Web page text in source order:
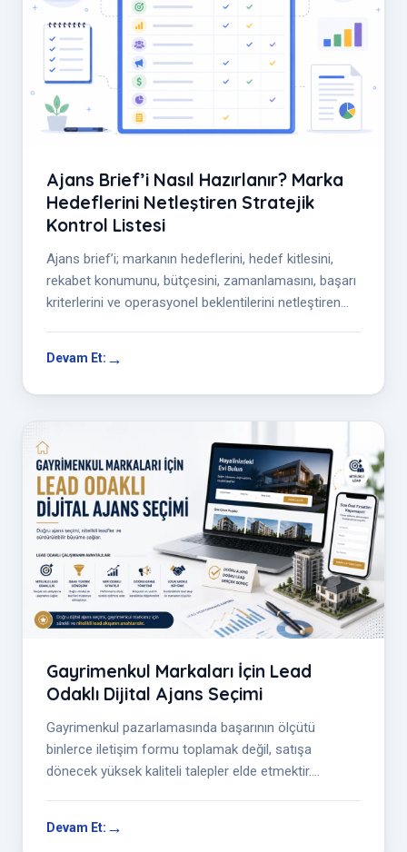
Ajans Brief’i Nasıl Hazırlanır? Marka
Hedeflerini Netleştiren Stratejik
Kontrol Listesi
Ajans brief’i; markanın hedeflerini, hedef kitlesini,
rekabet konumunu, bütçesini, zamanlamasını, başarı
kriterlerini ve operasyonel beklentilerini netleştiren
Devam Et:
Gayrimenkul Markaları İçin Lead
Odaklı Dijital Ajans Seçimi
Gayrimenkul pazarlamasında başarının ölçütü
binlerce iletişim formu toplamak değil, satışa
dönecek yüksek kaliteli talepler elde etmektir.
Devam Et: